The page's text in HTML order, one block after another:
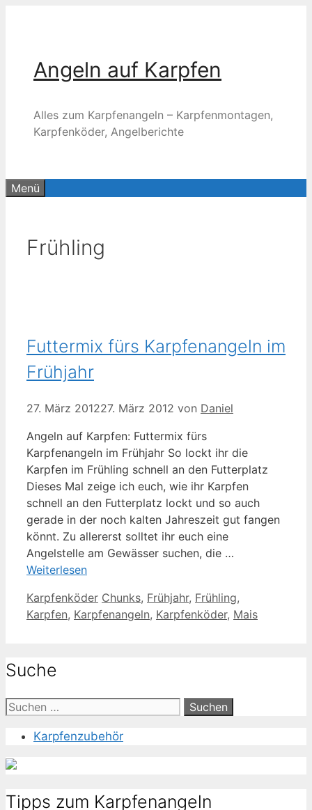
Angeln auf Karpfen
Alles zum Karpfenangeln – Karpfenmontagen,
Karpfenköder, Angelberichte
Menü
Frühling
Futtermix fürs Karpfenangeln im
Frühjahr
27. März 201227. März 2012 von Daniel
Angeln auf Karpfen: Futtermix fürs
Karpfenangeln im Frühjahr So lockt ihr die
Karpfen im Frühling schnell an den Futterplatz
Dieses Mal zeige ich euch, wie ihr Karpfen
schnell an den Futterplatz lockt und so auch
gerade in der noch kalten Jahreszeit gut fangen
könnt. Zu allererst solltet ihr euch eine
Angelstelle am Gewässer suchen, die …
Weiterlesen
Kategorien
Karpfenköder Schlagwörter
Chunks, Frühjahr, Frühling,
Karpfen, Karpfenangeln, Karpfenköder, Mais
Suche
Suche
Karpfenzubehör
Tipps zum Karpfenangeln